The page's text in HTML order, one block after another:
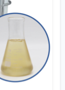
резко
некоторые
именно